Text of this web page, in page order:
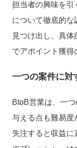
担当者の興味を引
について徹底的な
見つけ出し、具
でアポイント獲得
一つの案件に対
BtoB営業は、一
与える点も難易度
失注すると収益